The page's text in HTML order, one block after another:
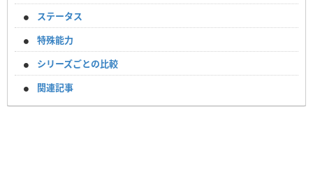
ステータス
特殊能力
シリーズごとの比較
関連記事